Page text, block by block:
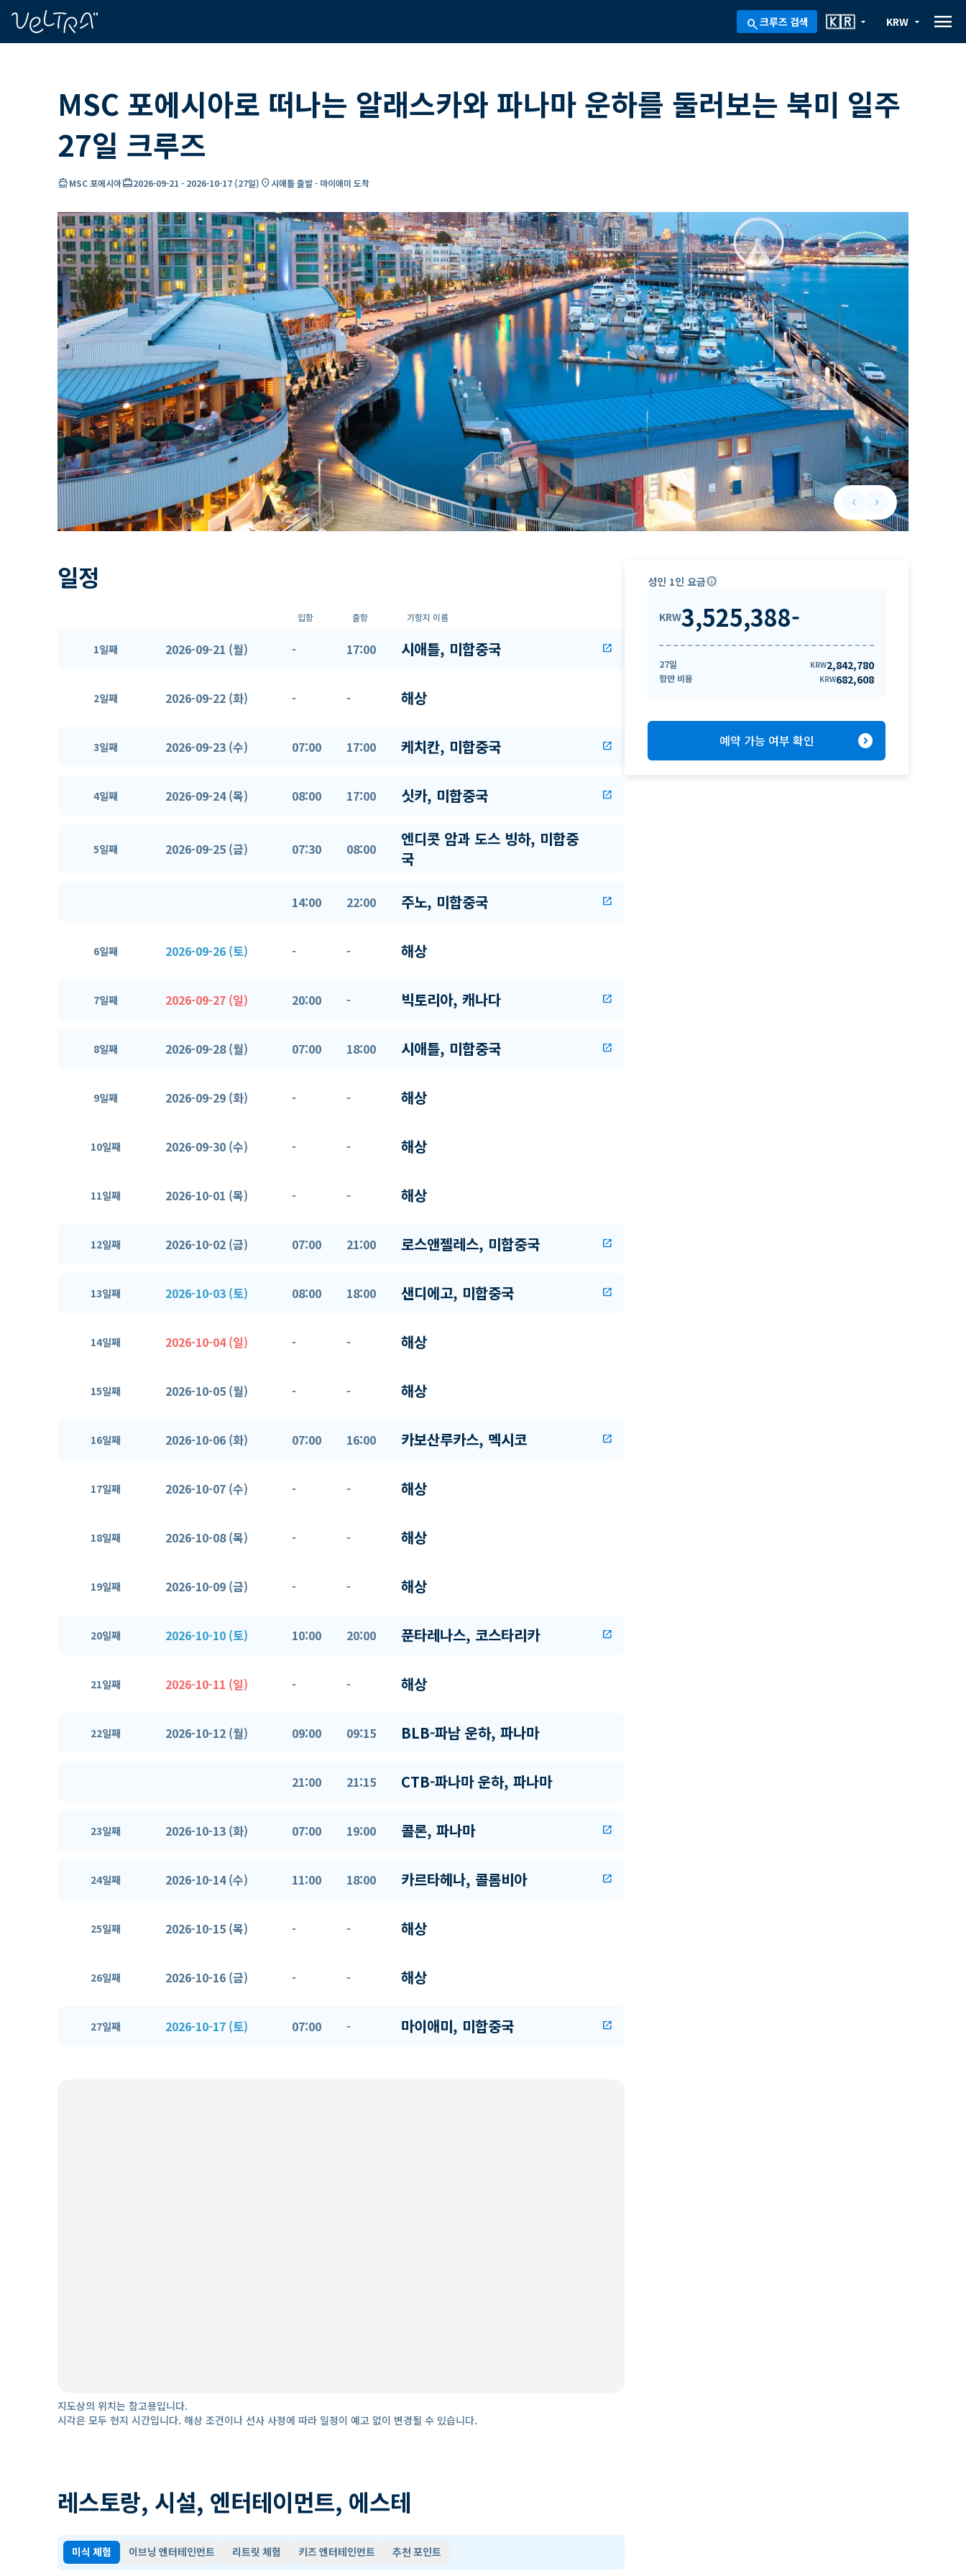
search크루즈 검색 arrow_drop_down
🇰🇷 arrow_drop_down
KRW menu
MSC 포에시아로 떠나는 알래스카와 파나마 운하를 둘러보는 북미 일주
27일 크루즈
directions_boatMSC 포에시아card_travel2026-09-21 - 2026-10-17 (27일) location_on시애틀 출발 - 마이애미 도착
keyboard_arrow_leftPrevious slide
keyboard_arrow_rightNext slide
일정
입항 출항 기항지 이름
1일째 2026-09-21 (월) - 17:00 시애틀, 미합중국 open_in_new
2일째 2026-09-22 (화) - - 해상
3일째 2026-09-23 (수) 07:00 17:00 케치칸, 미합중국 open_in_new
4일째 2026-09-24 (목) 08:00 17:00 싯카, 미합중국 open_in_new
5일째 2026-09-25 (금) 07:30 08:00
엔디콧 암과 도스 빙하, 미합중
국
14:00 22:00 주노, 미합중국 open_in_new
6일째 2026-09-26 (토) - - 해상
7일째 2026-09-27 (일) 20:00 - 빅토리아, 캐나다 open_in_new
8일째 2026-09-28 (월) 07:00 18:00 시애틀, 미합중국 open_in_new
9일째 2026-09-29 (화) - - 해상
10일째 2026-09-30 (수) - - 해상
11일째 2026-10-01 (목) - - 해상
12일째 2026-10-02 (금) 07:00 21:00 로스앤젤레스, 미합중국 open_in_new
13일째 2026-10-03 (토) 08:00 18:00 샌디에고, 미합중국 open_in_new
14일째 2026-10-04 (일) - - 해상
15일째 2026-10-05 (월) - - 해상
16일째 2026-10-06 (화) 07:00 16:00 카보산루카스, 멕시코 open_in_new
17일째 2026-10-07 (수) - - 해상
18일째 2026-10-08 (목) - - 해상
19일째 2026-10-09 (금) - - 해상
20일째 2026-10-10 (토) 10:00 20:00 푼타레나스, 코스타리카 open_in_new
21일째 2026-10-11 (일) - - 해상
22일째 2026-10-12 (월) 09:00 09:15 BLB-파남 운하, 파나마
21:00 21:15 CTB-파나마 운하, 파나마
23일째 2026-10-13 (화) 07:00 19:00 콜론, 파나마 open_in_new
24일째 2026-10-14 (수) 11:00 18:00 카르타헤나, 콜롬비아 open_in_new
25일째 2026-10-15 (목) - - 해상
26일째 2026-10-16 (금) - - 해상
27일째 2026-10-17 (토) 07:00 - 마이애미, 미합중국 open_in_new
지도상의 위치는 참고용입니다.
시각은 모두 현지 시간입니다. 해상 조건이나 선사 사정에 따라 일정이 예고 없이 변경될 수 있습니다.
레스토랑, 시설, 엔터테이먼트, 에스테
미식 체험 이브닝 엔터테인먼트 리트릿 체험 키즈 엔터테인먼트 추천 포인트
성인 1인 요금info
KRW3,525,388-
27일 KRW2,842,780
항만 비용 KRW682,608
예약 가능 여부 확인 expand_circle_right